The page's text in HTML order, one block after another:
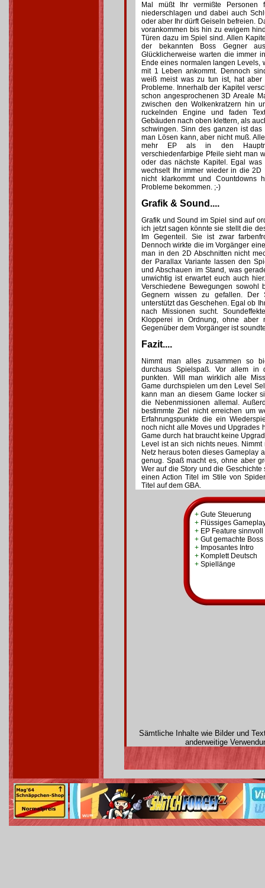
Mal müßt Ihr vermißte Personen
niederschlagen und dabei auch
oder aber Ihr dürft Geiseln befreien.
vorankommen bis hin zu ewigem
Türen dazu im Spiel sind. Allen
der bekannten Boss Gegner
Glücklicherweise warten die immer
Ende eines normalen langen Levels,
mit 1 Leben ankommt. Dennoch
weiß meist was zu tun ist, hat aber
Probleme. Innerhalb der Kapitel
schon angesprochenen 3D Areale
zwischen den Wolkenkratzern hin
ruckelnden Engine und faden
Gebäuden nach oben klettern, als
schwingen. Sinn des ganzen ist
man Lösen kann, aber nicht muß.
mehr EP als in den
verschiedenfarbige Pfeile sieht man
oder das nächste Kapitel. Egal
wechselt Ihr immer wieder in die
nicht klarkommt und Countdowns
Probleme bekommen. ;-)
Grafik & Sound....
Grafik und Sound im Spiel sind auf
ich jetzt sagen könnte sie stellt die
Im Gegenteil. Sie ist zwar
Dennoch wirkte die im Vorgänger
man in den 2D Abschnitten nicht
der Parallax Variante lassen den
und Abschauen im Stand, was
unwichtig ist erwartet euch auch
Verschiedene Bewegungen
Gegnern wissen zu gefallen. Der
unterstützt das Geschehen. Egal ob
nach Missionen sucht.
Klopperei in Ordnung, ohne aber
Gegenüber dem Vorgänger ist
Fazit....
Nimmt man alles zusammen so
durchaus Spielspaß. Vor allem in
punkten. Will man wirklich alle
Game durchspielen um den Level
kann man an diesem Game locker
die Nebenmissionen allemal.
bestimmte Ziel nicht erreichen um
Erfahrungspunkte die ein
noch nicht alle Moves und Upgrades
Game durch hat braucht keine
Level ist an sich nichts neues.
Netz heraus boten dieses Gameplay
genug. Spaß macht es, ohne aber
Wer auf die Story und die
einen Action Titel im Stile von
Titel auf dem GBA.
+ Gute Steuerung
+ Flüssiges
+ EP Feature sinnvoll
+ Gut gemachte
+ Imposantes Intro
+ Komplett Deutsch
+ Spiellänge
Sämtliche Inhalte wie Bilder und
anderweitige